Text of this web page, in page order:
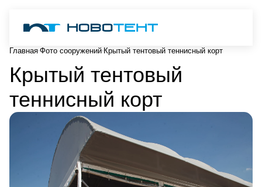
Главная Фото сооружений Крытый тентовый теннисный корт
Крытый тентовый
теннисный корт